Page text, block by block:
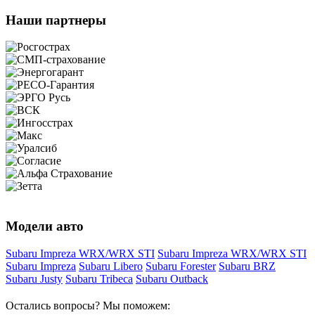
Наши партнеры
Модели авто
Subaru Impreza WRX/WRX STI Subaru Impreza WRX/WRX STI
Subaru Impreza Subaru Libero Subaru Forester Subaru BRZ
Subaru Justy Subaru Tribeca Subaru Outback
Остались вопросы? Мы поможем: